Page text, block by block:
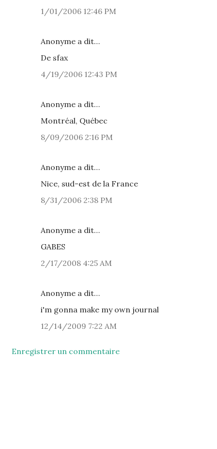
1/01/2006 12:46 PM
Anonyme a dit…
De sfax
4/19/2006 12:43 PM
Anonyme a dit…
Montréal, Québec
8/09/2006 2:16 PM
Anonyme a dit…
Nice, sud-est de la France
8/31/2006 2:38 PM
Anonyme a dit…
GABES
2/17/2008 4:25 AM
Anonyme a dit…
i'm gonna make my own journal
12/14/2009 7:22 AM
Enregistrer un commentaire